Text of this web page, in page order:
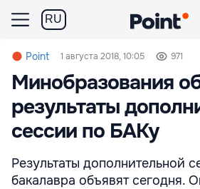
RU
Point 1 августа 2018, 10:05 971
Минобразования
результаты
сессии по БАКу
Результаты дополнительной
бакалавра объявят сегодня.